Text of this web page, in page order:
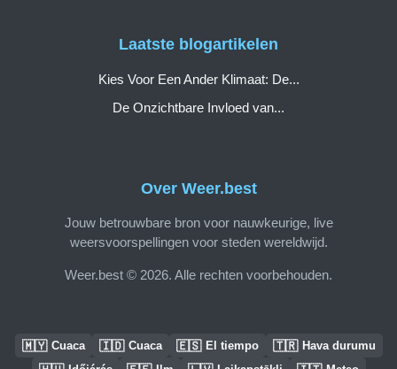
Over Weer.best
Jouw betrouwbare bron voor nauwkeurige, live
weersvoorspellingen voor steden wereldwijd.
Weer.best © 2026. Alle rechten voorbehouden.
Laatste blogartikelen
Kies Voor Een Ander Klimaat: De...
De Onzichtbare Invloed van...
🇲🇾 Cuaca 🇮🇩 Cuaca 🇪🇸 El tiempo 🇹🇷 Hava durumu